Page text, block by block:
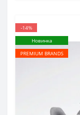
-14%
Новинка
PREMIUM BRANDS